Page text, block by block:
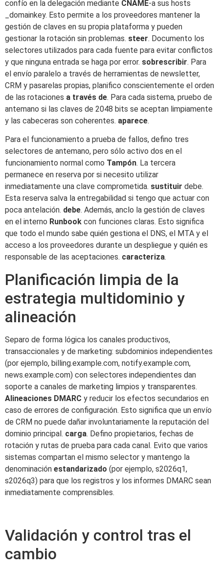
confío en la delegación mediante CNAME-a sus hosts
_domainkey. Esto permite a los proveedores mantener la
gestión de claves en su propia plataforma y pueden
gestionar la rotación sin problemas. steer. Documento los
selectores utilizados para cada fuente para evitar conflictos
y que ninguna entrada se haga por error. sobrescribir. Para
el envío paralelo a través de herramientas de newsletter,
CRM y pasarelas propias, planifico conscientemente el orden
de las rotaciones a través de. Para cada sistema, pruebo de
antemano si las claves de 2048 bits se aceptan limpiamente
y las cabeceras son coherentes. aparece.
Para el funcionamiento a prueba de fallos, defino tres
selectores de antemano, pero sólo activo dos en el
funcionamiento normal como Tampón. La tercera
permanece en reserva por si necesito utilizar
inmediatamente una clave comprometida. sustituir debe.
Esta reserva salva la entregabilidad si tengo que actuar con
poca antelación. debe. Además, anclo la gestión de claves
en el interno Runbook con funciones claras. Esto significa
que todo el mundo sabe quién gestiona el DNS, el MTA y el
acceso a los proveedores durante un despliegue y quién es
responsable de las aceptaciones. caracteriza.
Planificación limpia de la
estrategia multidominio y
alineación
Separo de forma lógica los canales productivos,
transaccionales y de marketing: subdominios independientes
(por ejemplo, billing.example.com, notify.example.com,
news.example.com) con selectores independientes dan
soporte a canales de marketing limpios y transparentes.
Alineaciones DMARC y reducir los efectos secundarios en
caso de errores de configuración. Esto significa que un envío
de CRM no puede dañar involuntariamente la reputación del
dominio principal. carga. Defino propietarios, fechas de
rotación y rutas de prueba para cada canal. Evito que varios
sistemas compartan el mismo selector y mantengo la
denominación estandarizado (por ejemplo, s2026q1,
s2026q3) para que los registros y los informes DMARC sean
inmediatamente comprensibles.
Validación y control tras el
cambio